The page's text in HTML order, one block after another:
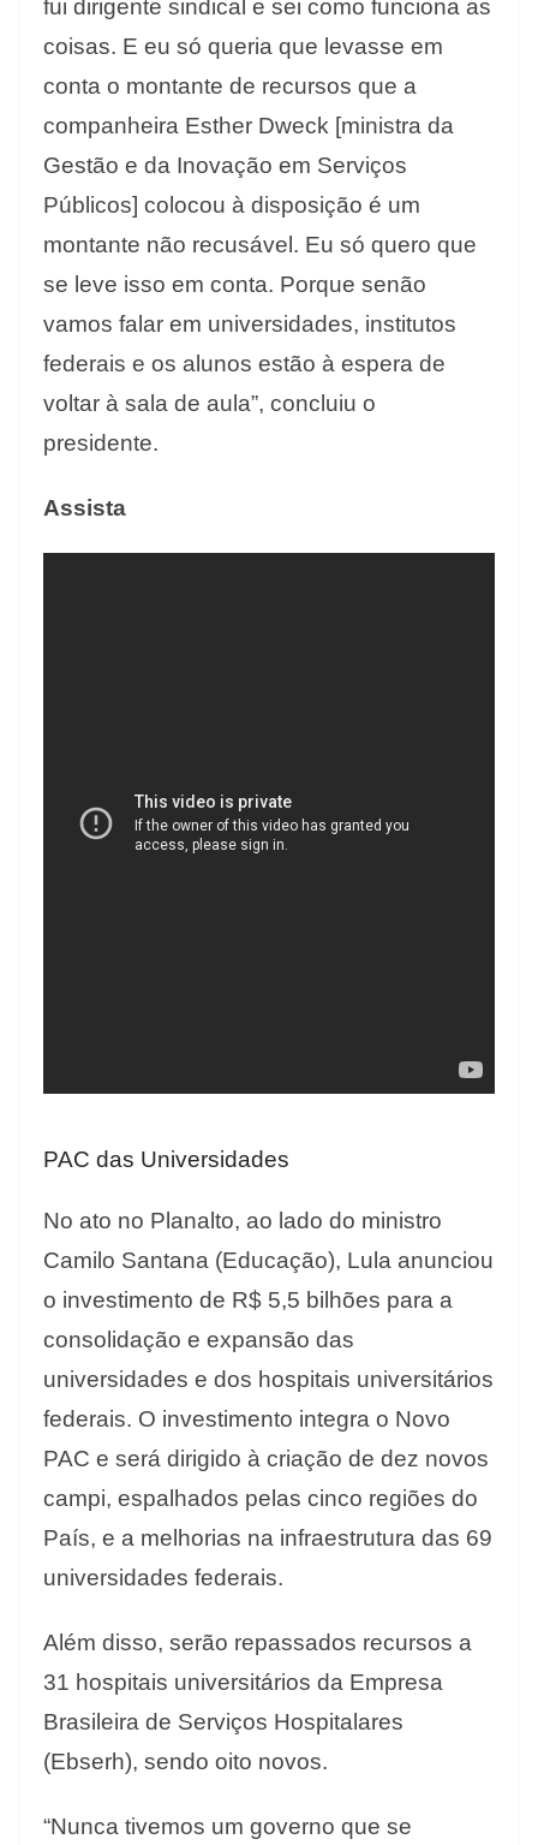
fui dirigente sindical e sei como funciona as
coisas. E eu só queria que levasse em
conta o montante de recursos que a
companheira Esther Dweck [ministra da
Gestão e da Inovação em Serviços
Públicos] colocou à disposição é um
montante não recusável. Eu só quero que
se leve isso em conta. Porque senão
vamos falar em universidades, institutos
federais e os alunos estão à espera de
voltar à sala de aula”, concluiu o
presidente.
Assista
PAC das Universidades
No ato no Planalto, ao lado do ministro
Camilo Santana (Educação), Lula anunciou
o investimento de R$ 5,5 bilhões para a
consolidação e expansão das
universidades e dos hospitais universitários
federais. O investimento integra o Novo
PAC e será dirigido à criação de dez novos
campi, espalhados pelas cinco regiões do
País, e a melhorias na infraestrutura das 69
universidades federais.
Além disso, serão repassados recursos a
31 hospitais universitários da Empresa
Brasileira de Serviços Hospitalares
(Ebserh), sendo oito novos.
“Nunca tivemos um governo que se